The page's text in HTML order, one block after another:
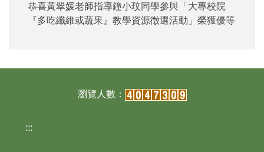
恭喜黃翠媛老師指導鐘小玟同學參與「大專校院
『多吃纖維或蔬果』教學資源徵選活動」榮獲優等
:::